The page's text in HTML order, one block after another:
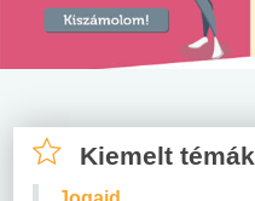
Kiemelt témák